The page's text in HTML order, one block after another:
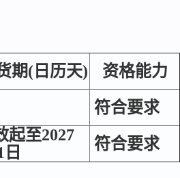
期(日历天) 资格能力
符合要求
起至2027
符合要求